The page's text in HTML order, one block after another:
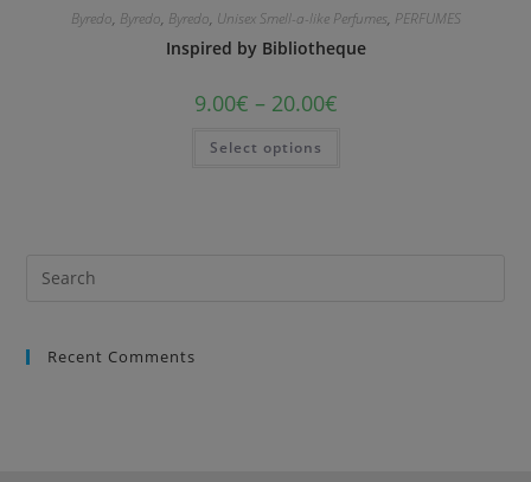
Byredo, Byredo, Byredo, Unisex Smell-a-like Perfumes, PERFUMES
Inspired by Bibliotheque
9.00€ – 20.00€
Select options
Recent Comments